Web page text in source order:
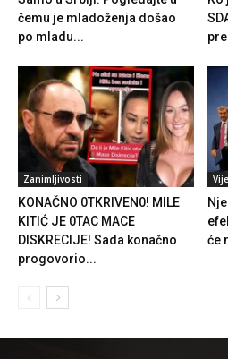
čemu je mladoženja došao
po mladu...
Zanimljivosti
KONAČNO 0TKRIVEN0! MILE
KITIĆ JE 0TAC MACE
DISKRECIJE! Sada konačno
progovorio...
će